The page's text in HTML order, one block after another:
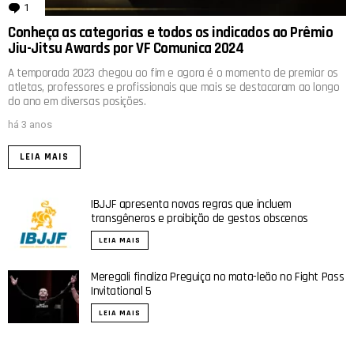
1 comentário
Conheça as categorias e todos os indicados ao Prêmio
Jiu-Jitsu Awards por VF Comunica 2024
A temporada 2023 chegou ao fim e agora é o momento de premiar os
atletas, professores e profissionais que mais se destacaram ao longo
do ano em diversas posições.
há 3 anos
LEIA MAIS
IBJJF apresenta novas regras que incluem
transgêneros e proibição de gestos obscenos
LEIA MAIS
Meregali finaliza Preguiça no mata-leão no Fight Pass
Invitational 5
LEIA MAIS